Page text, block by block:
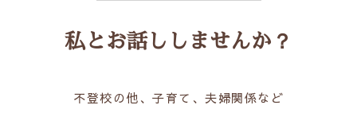
私とお話ししませんか？
不登校の他、子育て、夫婦関係など